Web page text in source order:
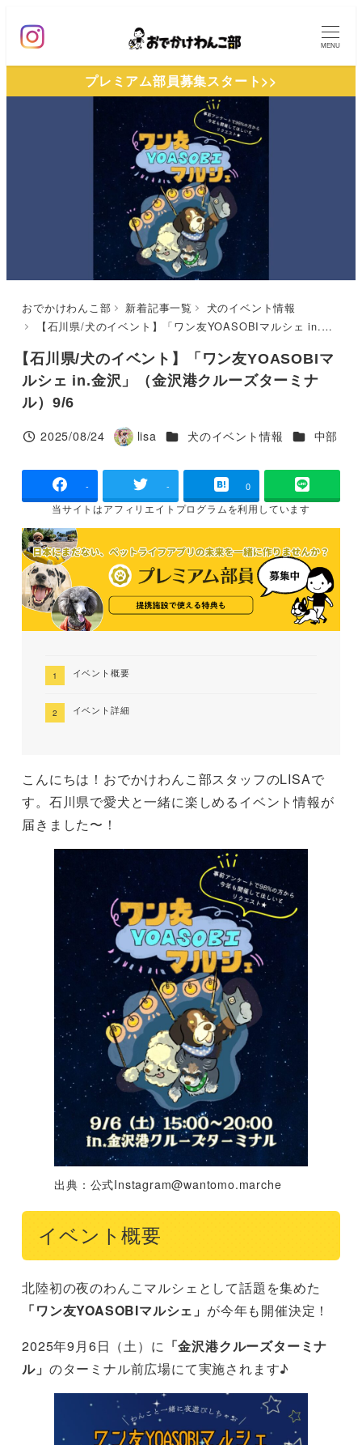
ン
MENU
プレミアム部員募集スタート>>
おでかけわんこ部 新着記事一覧
犬のイベント情報
【石川県/犬のイベント】「ワン友YOASOBIマルシェ in.金沢」（金沢港クルーズターミナル）9/6
【石川県/犬のイベント】「ワン友YOASOBIマ
ルシェ in.金沢」（金沢港クルーズターミナ
ル）9/6
投稿日
2025/08/24
著
lisa カテゴリー
犬のイベント情報 カテゴリー
中部
- - 0
当サイトはアフィリエイトプログラムを利用しています
イベント概要
イベント詳細
こんにちは！おでかけわんこ部スタッフのLISAで
す。石川県で愛犬と一緒に楽しめるイベント情報が
届きました〜！
出典：公式Instagram@wantomo.marche
イベント概要
北陸初の夜のわんこマルシェとして話題を集めた
「ワン友YOASOBIマルシェ」 が今年も開催決定！
2025年9月6日（土）に 「金沢港クルーズターミナ
ル」 のターミナル前広場にて実施されます♪